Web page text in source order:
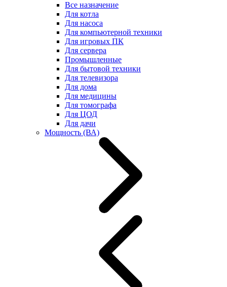
Все назначение
Для котла
Для насоса
Для компьютерной техники
Для игровых ПК
Для сервера
Промышленные
Для бытовой техники
Для телевизора
Для дома
Для медицины
Для томографа
Для ЦОД
Для дачи
Мощность (ВА)